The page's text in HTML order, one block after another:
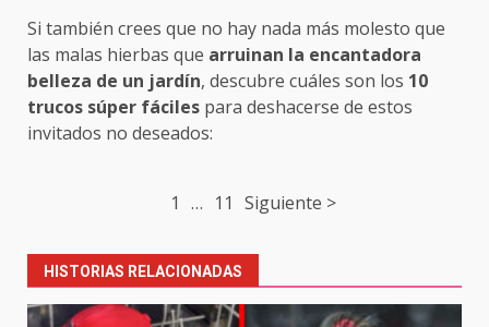
Si también crees que no hay nada más molesto que
las malas hierbas que arruinan la encantadora
belleza de un jardín, descubre cuáles son los 10
trucos súper fáciles para deshacerse de estos
invitados no deseados:
1 … 11 Siguiente >
HISTORIAS RELACIONADAS